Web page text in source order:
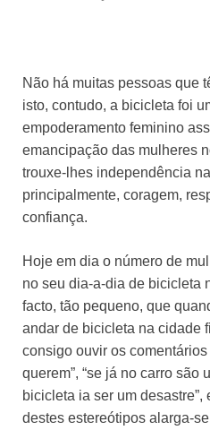
Não há muitas pessoas que
isto, contudo, a bicicleta foi
empoderamento feminino
emancipação das mulheres
trouxe-lhes independência
principalmente, coragem,
confiança.
Hoje em dia o número de
no seu dia-a-dia de bicicleta
facto, tão pequeno, que
andar de bicicleta na cidade
consigo ouvir os
querem”, “se já no carro são
bicicleta ia ser um
destes estereótipos alarga-